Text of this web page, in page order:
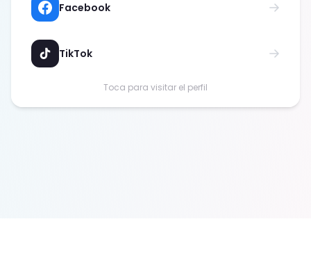
Facebook
TikTok
Toca para visitar el perfil